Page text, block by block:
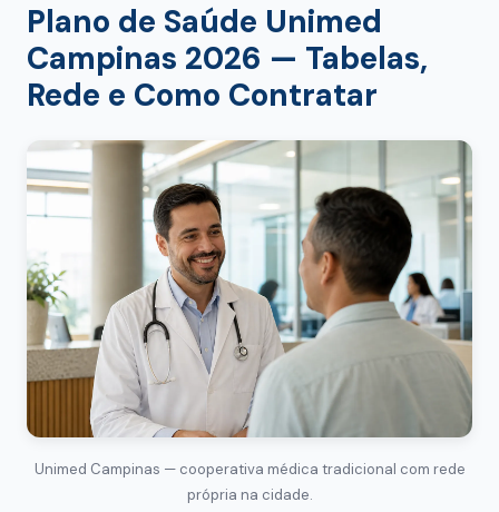
Plano de Saúde Unimed
Campinas 2026 — Tabelas,
Rede e Como Contratar
Unimed Campinas — cooperativa médica tradicional com rede
própria na cidade.